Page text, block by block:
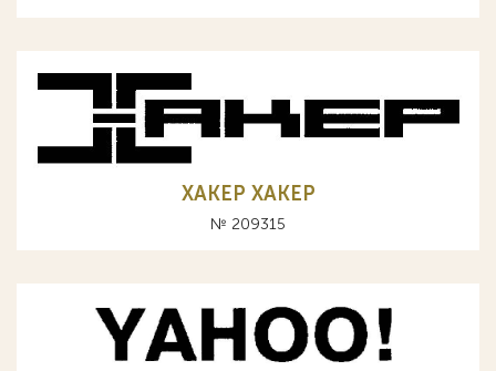
ХАКЕР XAKEP
№ 209315